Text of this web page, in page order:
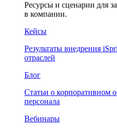
Ресурсы и сценарии для
в компании.
Кейсы
Результаты внедрения
отраслей
Блог
Статьи о корпоративном
персонала
Вебинары